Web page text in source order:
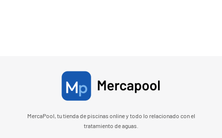
MercaPool, tu tienda de piscinas online y todo lo relacionado con el
tratamiento de aguas.